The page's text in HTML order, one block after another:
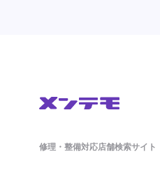
修理・整備対応店舗検索サイト